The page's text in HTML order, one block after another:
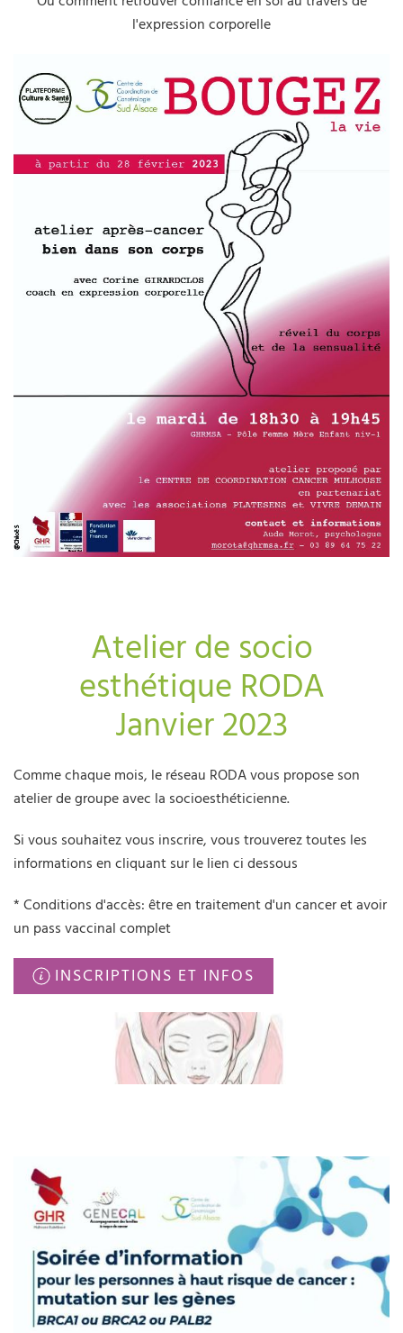
l'expression corporelle
Atelier de socio
esthétique RODA
Janvier 2023
Comme chaque mois, le réseau RODA vous propose son
atelier de groupe avec la socioesthéticienne.
Si vous souhaitez vous inscrire, vous trouverez toutes les
informations en cliquant sur le lien ci dessous
* Conditions d'accès: être en traitement d'un cancer et avoir
un pass vaccinal complet
INSCRIPTIONS ET INFOS